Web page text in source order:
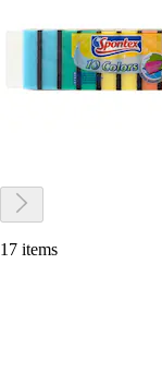
17 items